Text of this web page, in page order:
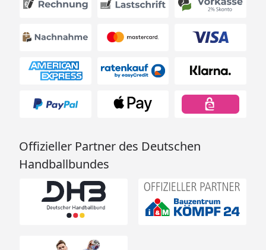
Offizieller Partner des Deutschen
Handballbundes